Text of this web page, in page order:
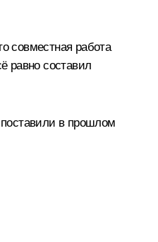
совместная работа
равно составил
в прошлом